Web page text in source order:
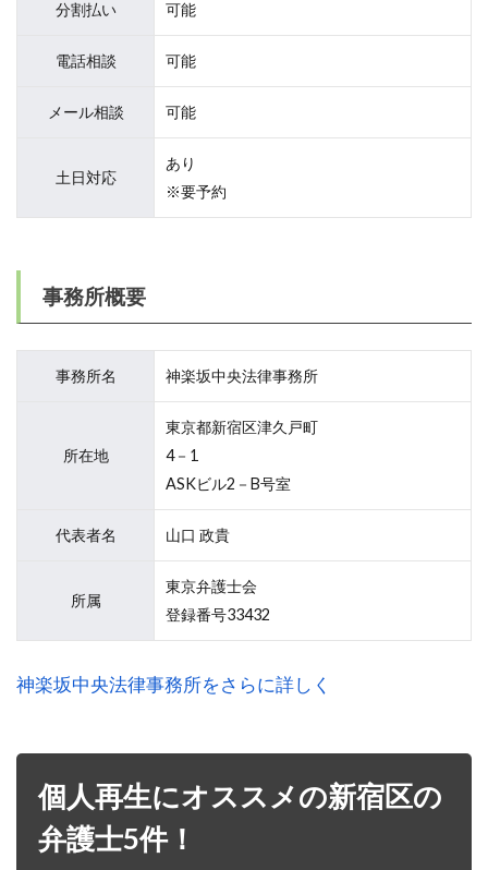
分割払い 可能
電話相談 可能
メール相談 可能
土日対応
あり
※要予約
事務所概要
事務所名 神楽坂中央法律事務所
所在地
東京都新宿区津久戸町
4－1
ASKビル2－B号室
代表者名 山口 政貴
所属
東京弁護士会
登録番号33432
神楽坂中央法律事務所をさらに詳しく
個人再生にオススメの新宿区の
弁護士5件！